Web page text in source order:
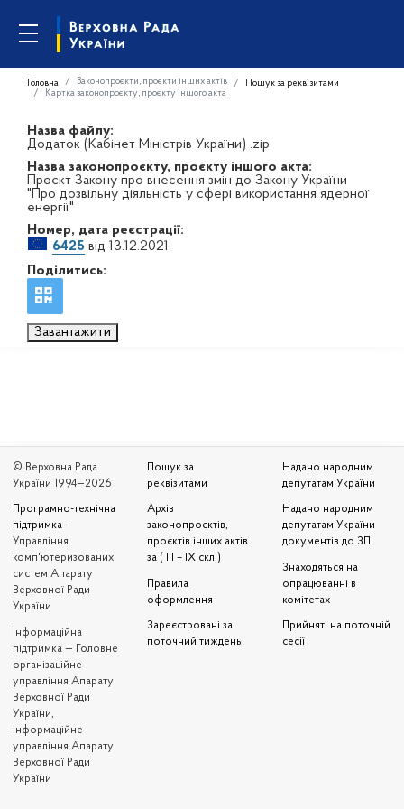
Головна Законопроєкти, проєкти інших актів
Пошук за реквізитами
Картка законопроєкту, проєкту іншого акта
Назва файлу:
Додаток (Кабінет Міністрів України) .zip
Назва законопроєкту, проєкту іншого акта:
Проєкт Закону про внесення змін до Закону України
"Про дозвільну діяльність у сфері використання ядерної
енергії"
Номер, дата реєстрації:
6425 від 13.12.2021
Поділитись:
Завантажити
© Верховна Рада
України 1994—2026
Програмно-технічна
підтримка —
Управління
комп'ютеризованих
систем Апарату
Верховної Ради
України
Iнформаційна
підтримка — Головне
організаційне
управління Апарату
Верховної Ради
України,
Інформаційне
управління Апарату
Верховної Ради
України
Пошук за
реквізитами
Архів
законопроєктів,
проєктів інших актів
за ( III – IX скл.)
Правила
оформлення
Зареєстровані за
поточний тиждень
Надано народним
депутатам України
Надано народним
депутатам України
документів до ЗП
Знаходяться на
опрацюванні в
комітетах
Прийняті на поточній
сесії